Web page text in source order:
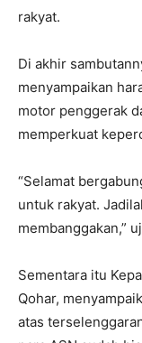
rakyat.
Di akhir
menyampaikan
motor penggerak
memperkuat
“Selamat
untuk rakyat.
membanggakan,”
Sementara itu
Qohar,
atas